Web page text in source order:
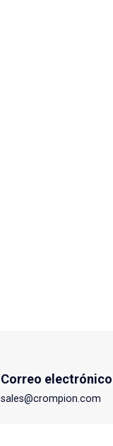
Correo electrónico
sales@crompion.com